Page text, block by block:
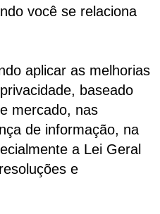
você se relaciona
aplicar as melhorias
baseado
mercado, nas
de informação, na
a Lei Geral
e